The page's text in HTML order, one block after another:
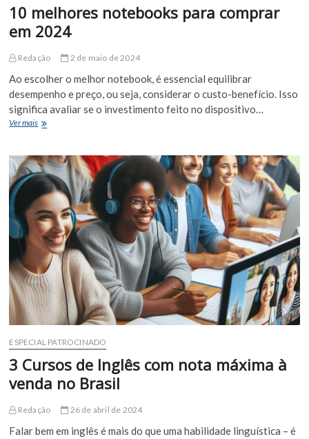
10 melhores notebooks para comprar
em 2024
Redação 2 de maio de 2024
Ao escolher o melhor notebook, é essencial equilibrar
desempenho e preço, ou seja, considerar o custo-benefício. Isso
significa avaliar se o investimento feito no dispositivo…
Ver mais10
para
comprar
em
2024
ESPECIAL PATROCINADO
3 Cursos de Inglês com nota máxima à
venda no Brasil
Redação 26 de abril de 2024
Falar bem em inglês é mais do que uma habilidade linguística – é